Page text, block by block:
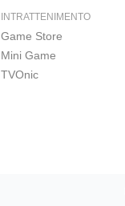
INTRATTENIMENTO
Game Store
Mini Game
TVOnic